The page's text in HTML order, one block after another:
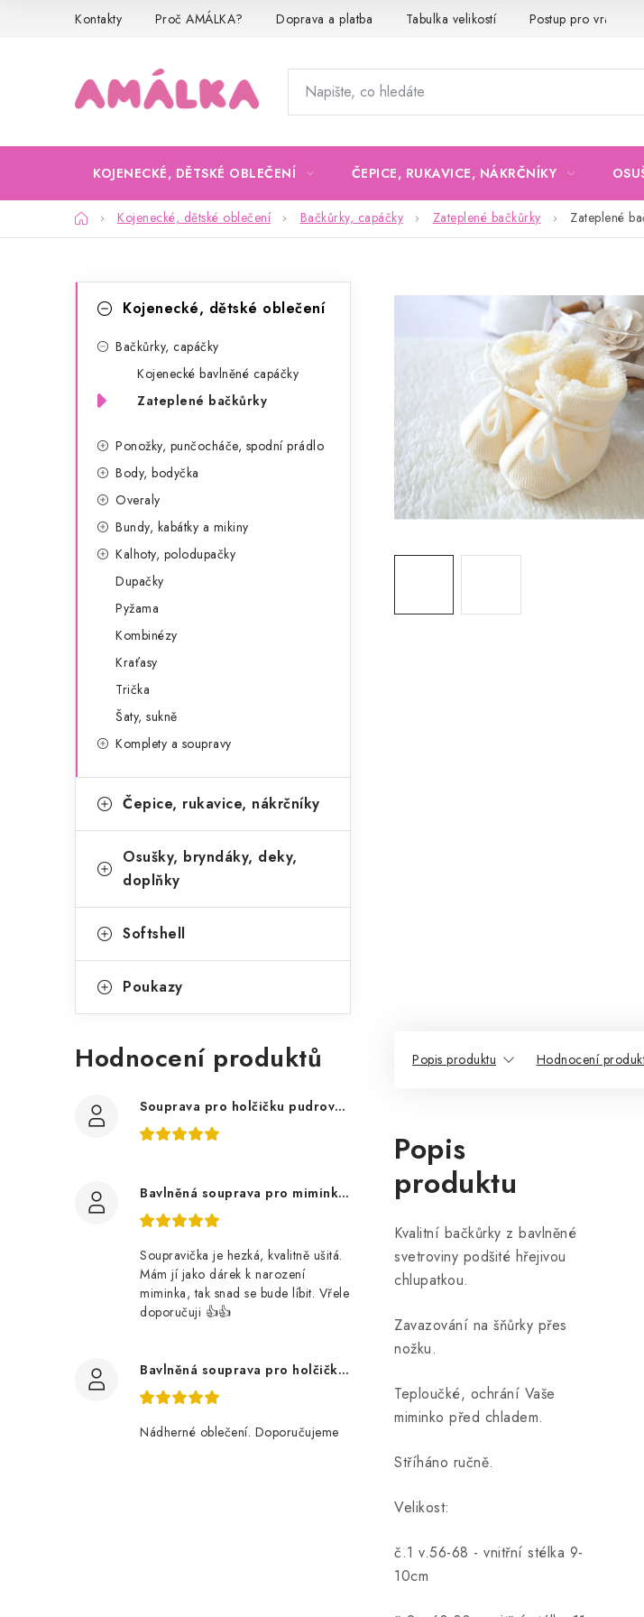
Kontakty Proč AMÁLKA? Doprava a platba Tabulka velikostí Postup pro vrácení a
KOJENECKÉ, DĚTSKÉ OBLEČENÍ ČEPICE, RUKAVICE, NÁKRČNÍKY
DomůKojenecké, dětské oblečení Bačkůrky, capáčky Zateplené bačkůrky Zateplené
kategorieKojenecké, dětské oblečení
Bačkůrky, capáčky
Kojenecké bavlněné capáčky
Zateplené bačkůrky
Ponožky, punčocháče, spodní prádlo
Body, bodyčka
Overaly
Bundy, kabátky a mikiny
Kalhoty, polodupačky
Dupačky
Pyžama
Kombinézy
Kraťasy
Trička
Šaty, sukně
Komplety a soupravy
Čepice, rukavice, nákrčníky
Osušky, bryndáky, deky,
doplňky
Softshell
Poukazy
Hodnocení produktů
Souprava pro holčičku pudrově růžová, ptáčci květy
Bavlněná souprava pro miminko, zvířátka v lese
Soupravička je hezká, kvalitně ušitá.
Mám jí jako dárek k narození
miminka, tak snad se bude líbit. Vřele
doporučuji 👍👍
Bavlněná souprava pro holčičku, tmavé květy
Nádherné oblečení. Doporučujeme
Popis produktu Hodnocení
Popis
produktu
Kvalitní bačkůrky z bavlněné
svetroviny podšité hřejivou
chlupatkou.
Zavazování na šňůrky přes
nožku.
Teploučké, ochrání Vaše
miminko před chladem.
Stříháno ručně.
Velikost:
č.1 v.56-68 - vnitřní stélka 9-
10cm